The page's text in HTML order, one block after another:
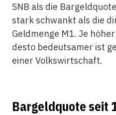
SNB als die
stark schwankt als die
Geldmenge M1. Je
desto bedeutsamer ist
einer Volkswirtschaft.
Bargeldquote seit